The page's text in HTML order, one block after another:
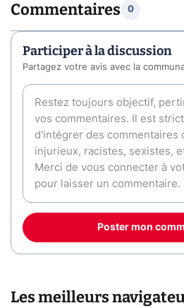
Commentaires 0
Participer à la discussion
Partagez votre avis avec la
Poster mon
Les meilleurs